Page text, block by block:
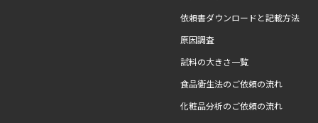
依頼書ダウンロードと記載方法
原因調査
試料の大きさ一覧
食品衛生法のご依頼の流れ
化粧品分析のご依頼の流れ